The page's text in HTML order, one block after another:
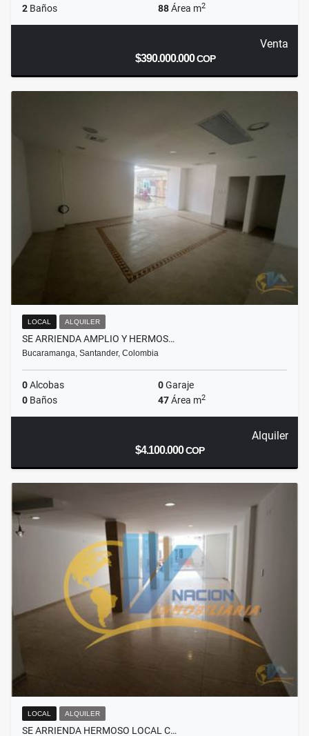
2 Baños 88Área m2
Venta
$390.000.000COP
LOCAL ALQUILER
SE ARRIENDA AMPLIO Y HERMOS…
Bucaramanga, Santander, Colombia
0Alcobas 0Garaje
0 Baños 47Área m2
Alquiler
$4.100.000COP
LOCAL ALQUILER
SE ARRIENDA HERMOSO LOCAL C…